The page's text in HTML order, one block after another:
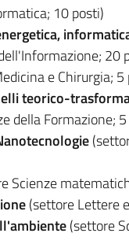
10 posti)
20
e Chirurgia; 5
teorico-
della Formazione;
Scienze
(settore Lettere
(settore